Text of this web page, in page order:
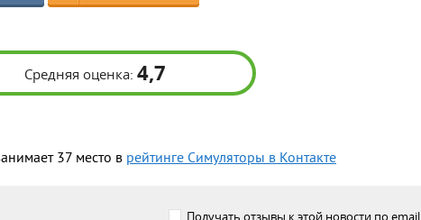
Средняя оценка: 4,7
37 место в рейтинге Симуляторы в Контакте
Получать отзывы к этой новости по email